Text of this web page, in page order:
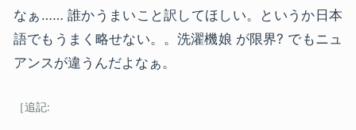
なぁ…… 誰かうまいこと訳してほしい。というか日本
語でもうまく略せない。。洗濯機娘 が限界? でもニュ
アンスが違うんだよなぁ。